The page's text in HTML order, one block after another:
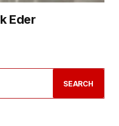
Eder
SEARCH